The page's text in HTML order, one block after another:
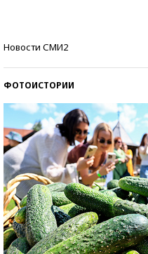
Новости СМИ2
ФОТОИСТОРИИ